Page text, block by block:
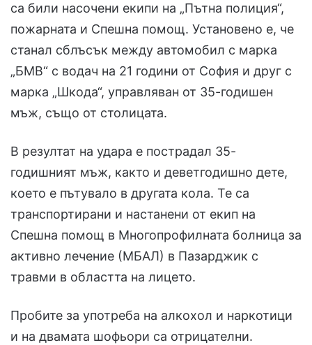
са били насочени екипи на „Пътна полиция“,
пожарната и Спешна помощ. Установено е, че
станал сблъсък между автомобил с марка
„БМВ“ с водач на 21 години от София и друг с
марка „Шкода“, управляван от 35-годишен
мъж, също от столицата.
В резултат на удара е пострадал 35-
годишният мъж, както и деветгодишно дете,
което е пътувало в другата кола. Те са
транспортирани и настанени от екип на
Спешна помощ в Многопрофилната болница за
активно лечение (МБАЛ) в Пазарджик с
травми в областта на лицето.
Пробите за употреба на алкохол и наркотици
и на двамата шофьори са отрицателни.